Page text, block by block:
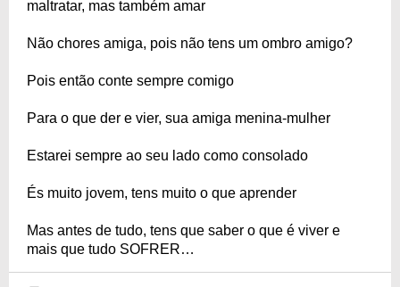
maltratar, mas também amar
Não chores amiga, pois não tens um ombro amigo?
Pois então conte sempre comigo
Para o que der e vier, sua amiga menina-mulher
Estarei sempre ao seu lado como consolado
És muito jovem, tens muito o que aprender
Mas antes de tudo, tens que saber o que é viver e
mais que tudo SOFRER…